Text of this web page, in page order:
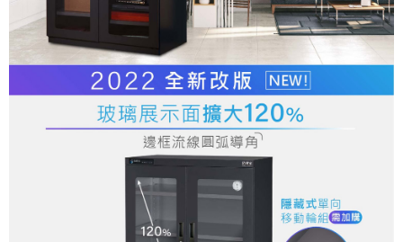
易，需依本服務之必要範圍內提供個人資料，並將交易相關給付款項請求債
權轉讓予恩沛科技股份有限公司。
２．關於個人資料處理事宜，請瀏覽以下網址：
https://aftee.tw/terms/#terms3
３．未成年的使用者請事先徵得法定代理人或監護人之同意方可使用
「AFTEE先享後付」，若未經同意申辦者引起之損失，本公司不負相關責
４．使用「AFTEE先享後付」時，將依據個別帳號之用戶狀況，依本公司即
時審查核予不同之上限額度；若仍有額度不足之情形，本公司將視審查結果
請求用戶進行身份認證。
５．嚴禁一人註冊多個帳號或使用他人資訊註冊。若發現惡意使用之情形，
恩沛科技股份有限公司將有權停止該用戶之使用額度並採取法律行動。